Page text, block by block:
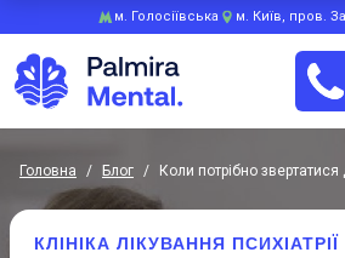
м. Голосіївська м. Київ, пров.
Головна / Блог / Коли потрібно
КЛІНІКА ЛІКУВАННЯ ПСИХІАТРІЇ